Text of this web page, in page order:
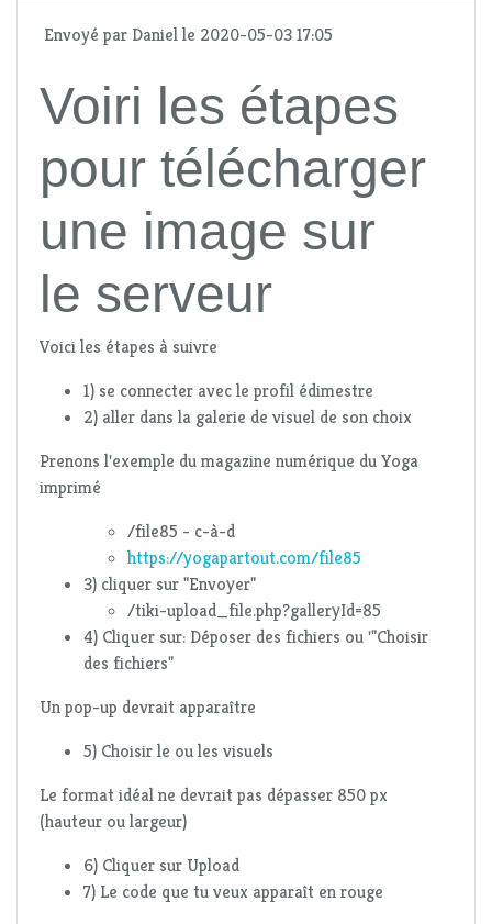
Envoyé par Danielle 2020-05-03 17:05
Voiri les étapes
pour télécharger
une image sur
le serveur
Voici les étapes à suivre
1) se connecter avec le profil édimestre
2) aller dans la galerie de visuel de son choix
Prenons l'exemple du magazine numérique du Yoga
imprimé
/file85 - c-à-d
https://yogapartout.com/file85
3) cliquer sur "Envoyer"
/tiki-upload_file.php?galleryId=85
4) Cliquer sur: Déposer des fichiers ou '"Choisir
des fichiers"
Un pop-up devrait apparaître
5) Choisir le ou les visuels
Le format idéal ne devrait pas dépasser 850 px
(hauteur ou largeur)
6) Cliquer sur Upload
7) Le code que tu veux apparaît en rouge